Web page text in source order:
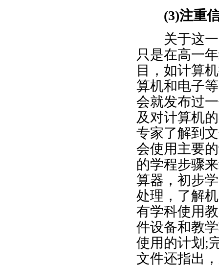
(3)注重
关于这一
只是在高一
目，如计算
算机和电子
会就发布过
及对计算机
专家了解到
会使用主要
的学程步骤
算器，初步
处理，了解
有学科使用
件设备和教
使用的计划;
文件还指出